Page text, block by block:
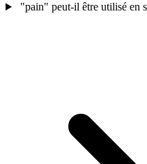
"pain" peut-il être utilisé en